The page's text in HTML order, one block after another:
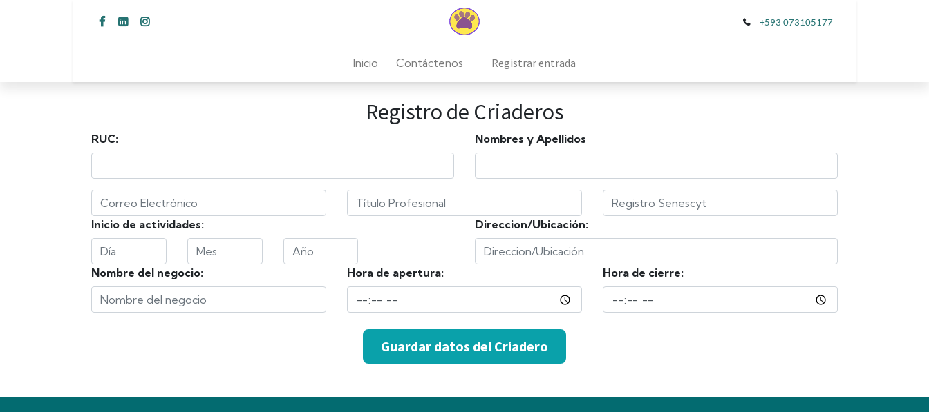
+593 073105177
Inicio Contáctenos Registrar entrada
Registro de Criaderos
RUC: Nombres y Apellidos
Inicio de actividades: Direccion/Ubicación:
Nombre del negocio: Hora de apertura: Hora de cierre:
Guardar datos del Criadero